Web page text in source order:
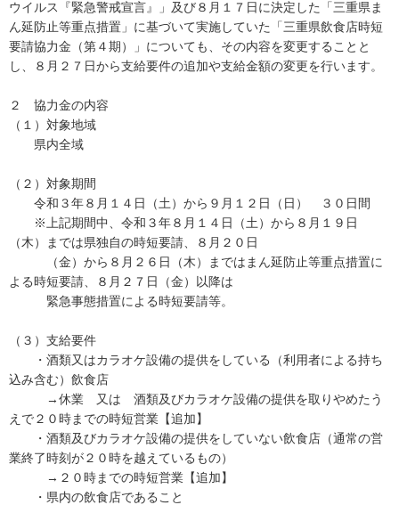
ウイルス『緊急警戒宣言』」及び８月１７日に決定した「三重県ま
ん延防止等重点措置」に基づいて実施していた「三重県飲食店時短
要請協力金（第４期）」についても、その内容を変更することと
し、８月２７日から支給要件の追加や支給金額の変更を行います。
２ 協力金の内容
（１）対象地域
県内全域
（２）対象期間
令和３年８月１４日（土）から９月１２日（日） ３０日間
※上記期間中、令和３年８月１４日（土）から８月１９日
（木）までは県独自の時短要請、８月２０日
（金）から８月２６日（木）まではまん延防止等重点措置に
よる時短要請、８月２７日（金）以降は
緊急事態措置による時短要請等。
（３）支給要件
・酒類又はカラオケ設備の提供をしている（利用者による持ち
込み含む）飲食店
→休業 又は 酒類及びカラオケ設備の提供を取りやめたう
えで２０時までの時短営業【追加】
・酒類及びカラオケ設備の提供をしていない飲食店（通常の営
業終了時刻が２０時を越えているもの）
→２０時までの時短営業【追加】
・県内の飲食店であること